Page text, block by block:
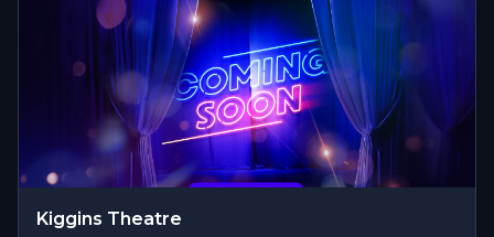
Kiggins Theatre